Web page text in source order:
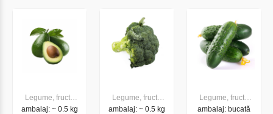
Legume, fructe
proaspete
ambalaj: ~ 0.5 kg
Legume, fructe
proaspete
ambalaj: ~ 0.5 kg
Legume, fructe
proaspete
ambalaj: bucată